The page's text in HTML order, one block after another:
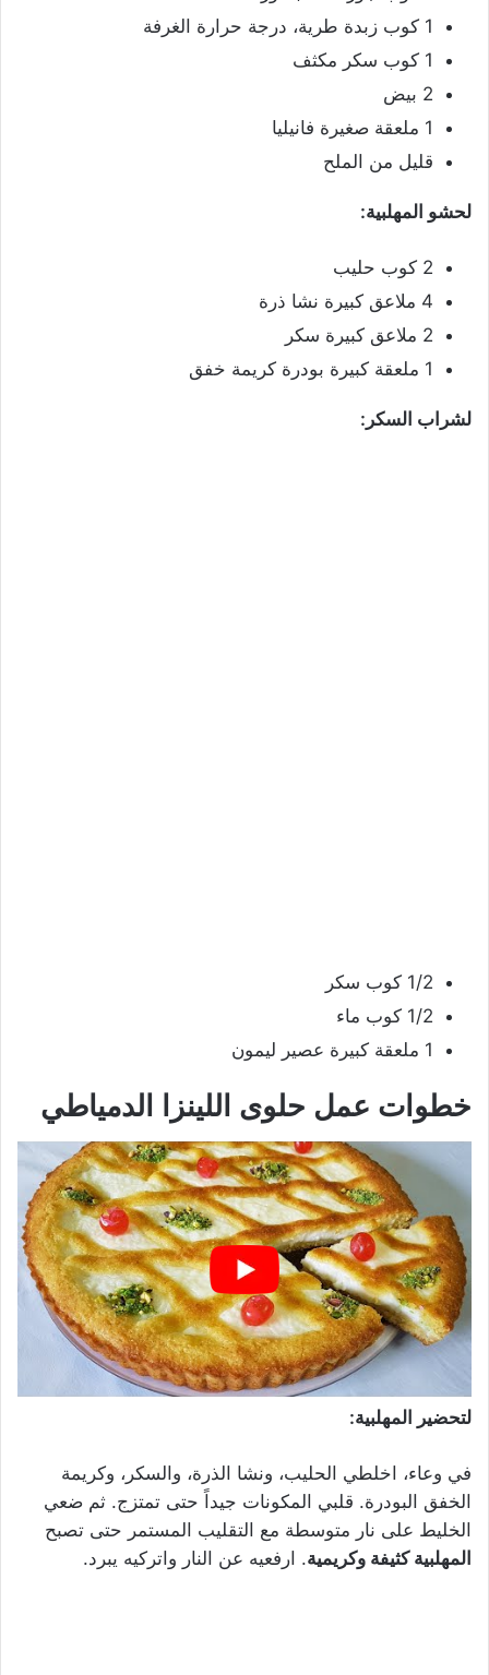
1 كوب زبدة طرية، درجة حرارة الغرفة
1 كوب سكر مكثف
2 بيض
1 ملعقة صغيرة فانيليا
قليل من الملح
لحشو المهلبية:
2 كوب حليب
4 ملاعق كبيرة نشا ذرة
2 ملاعق كبيرة سكر
1 ملعقة كبيرة بودرة كريمة خفق
لشراب السكر:
1/2 كوب سكر
1/2 كوب ماء
1 ملعقة كبيرة عصير ليمون
خطوات عمل حلوى اللينزا الدمياطي
لتحضير المهلبية:
في وعاء، اخلطي الحليب، ونشا الذرة، والسكر، وكريمة
الخفق البودرة. قلبي المكونات جيداً حتى تمتزج. ثم ضعي
الخليط على نار متوسطة مع التقليب المستمر حتى تصبح
المهلبية كثيفة وكريمية. ارفعيه عن النار واتركيه يبرد.